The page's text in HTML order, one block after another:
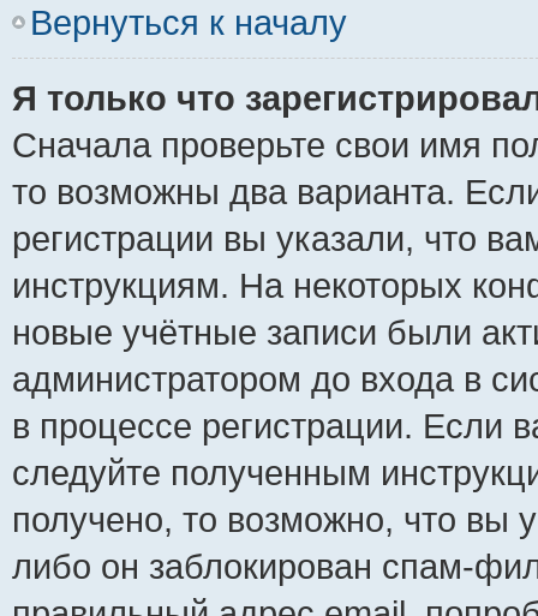
Вернуться к началу
Я только что
Сначала проверьте свои имя
то возможны два варианта.
регистрации вы указали, что
инструкциям. На некоторых
новые учётные записи были
администратором до входа в
в процессе регистрации.
следуйте полученным
получено, то возможно, что вы
либо он заблокирован спам-